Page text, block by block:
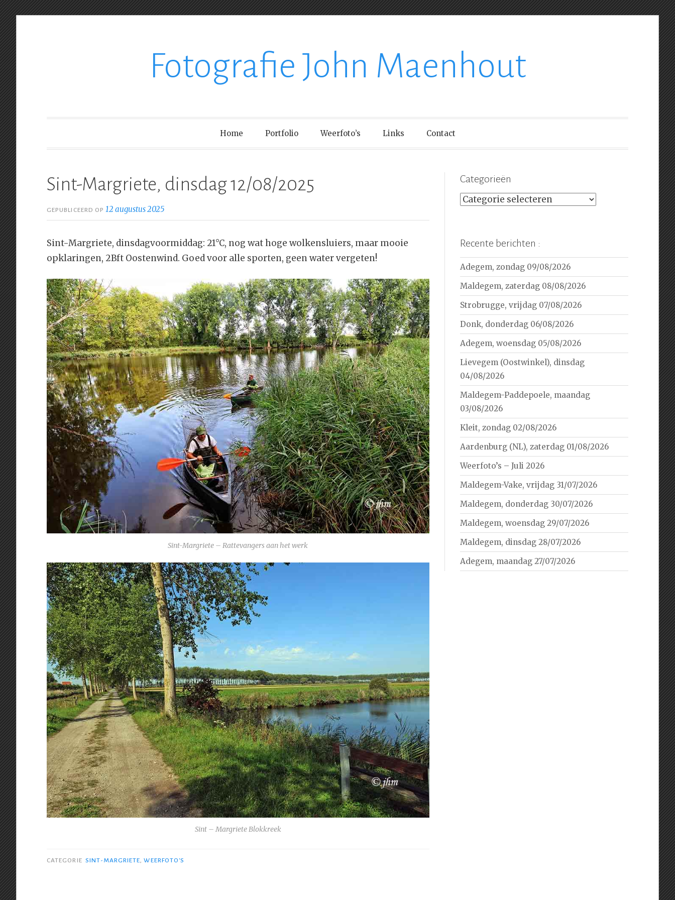
Fotografie John Maenhout
Home Portfolio Weerfoto’s Links Contact
Sint-Margriete, dinsdag 12/08/2025
GEPUBLICEERD OP12 augustus 2025
Sint-Margriete, dinsdagvoormiddag: 21°C, nog wat hoge wolkensluiers, maar mooie
opklaringen, 2Bft Oostenwind. Goed voor alle sporten, geen water vergeten!
Sint-Margriete – Rattevangers aan het werk
Sint – Margriete Blokkreek
CATEGORIE SINT-MARGRIETE ,WEERFOTO'S
Categorieën
Categorieën
Recente berichten :
Adegem, zondag 09/08/2026
Maldegem, zaterdag 08/08/2026
Strobrugge, vrijdag 07/08/2026
Donk, donderdag 06/08/2026
Adegem, woensdag 05/08/2026
Lievegem (Oostwinkel), dinsdag
04/08/2026
Maldegem-Paddepoele, maandag
03/08/2026
Kleit, zondag 02/08/2026
Aardenburg (NL), zaterdag 01/08/2026
Weerfoto’s – Juli 2026
Maldegem-Vake, vrijdag 31/07/2026
Maldegem, donderdag 30/07/2026
Maldegem, woensdag 29/07/2026
Maldegem, dinsdag 28/07/2026
Adegem, maandag 27/07/2026